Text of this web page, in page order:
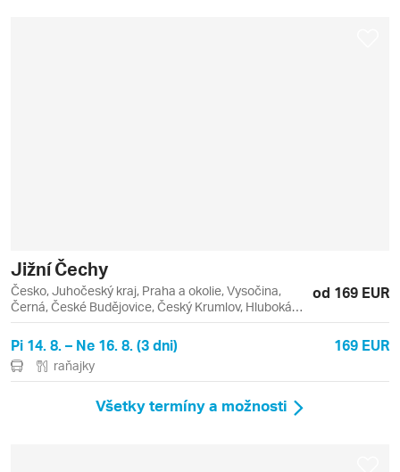
Jižní Čechy
Česko, Juhočeský kraj, Praha a okolie, Vysočina,
Černá, České Budějovice, Český Krumlov, Hluboká
nad Vltavou, Jižní Čechy, Praha, Tábor, Třeboň
od 169 EUR
Pi 14. 8. – Ne 16. 8. (3 dni) 169 EUR
raňajky
Všetky termíny a možnosti